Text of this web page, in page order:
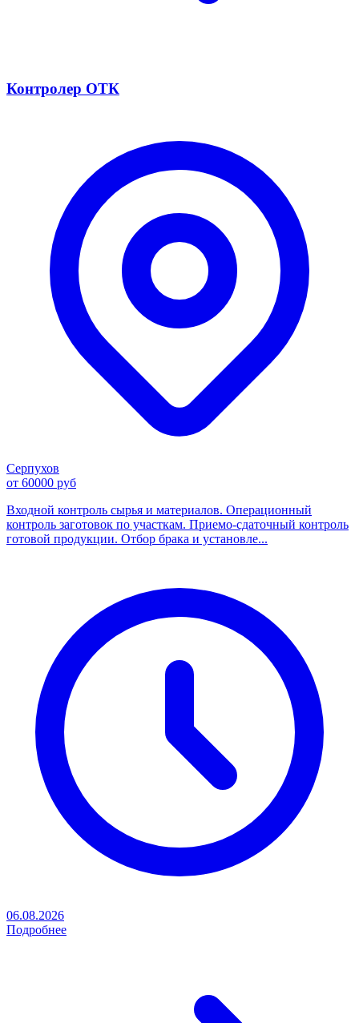
Контролер ОТК
Серпухов
от 60000 руб
Входной контроль сырья и материалов. Операционный
контроль заготовок по участкам. Приемо-сдаточный контроль
готовой продукции. Отбор брака и установле...
06.08.2026
Подробнее